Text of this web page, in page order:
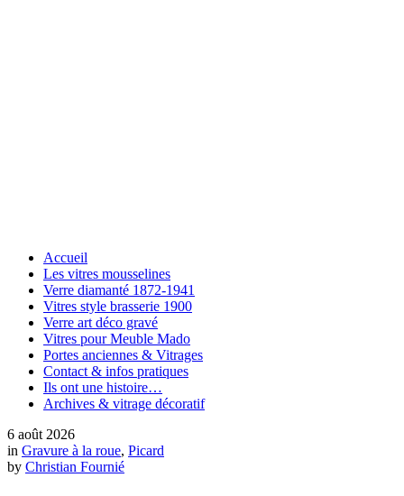
Accueil
Les vitres mousselines
Verre diamanté 1872-1941
Vitres style brasserie 1900
Verre art déco gravé
Vitres pour Meuble Mado
Portes anciennes & Vitrages
Contact & infos pratiques
Ils ont une histoire…
Archives & vitrage décoratif
6 août 2026
in Gravure à la roue, Picard
by Christian Fournié